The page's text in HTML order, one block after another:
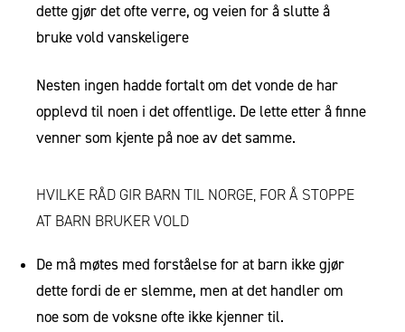
dette gjør det ofte verre, og veien for å slutte å
bruke vold vanskeligere
Nesten ingen hadde fortalt om det vonde de har
opplevd til noen i det offentlige. De lette etter å finne
venner som kjente på noe av det samme.
HVILKE RÅD GIR BARN TIL NORGE, FOR Å STOPPE
AT BARN BRUKER VOLD
De må møtes med forståelse for at barn ikke gjør
dette fordi de er slemme, men at det handler om
noe som de voksne ofte ikke kjenner til.